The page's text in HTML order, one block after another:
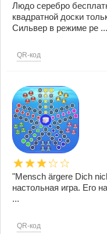
Людо серебро
квадратной доски
Сильвер в режиме ре ...
QR-код
"Mensch ärgere Dich
настольная игра. Его
...
QR-код